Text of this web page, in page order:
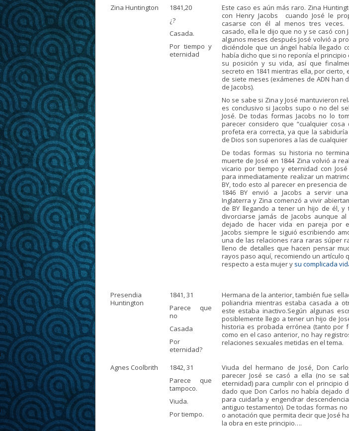
Zina Huntington
1841,20
¿?
Casada.
Por tiempo y
eternidad
Este caso es aún más raro. Zina
con Henry Jacobs cuando José le
casarse con él al menos tres veces.
casado, ella le dijo que no y se casó con
algunos meses después José volvió a
diciéndole que un ángel había llegado
había dicho que si no reponía el
su posición y su vida, así que
secreto en 1841 mientras ella, por cierto,
de siete meses (exámenes de ADN han
de Jacobs).
No se sabe si Zina y José mantuvieron
es conclusivo si Jacobs supo o no del
José. De todas formas Jacobs no lo
parecer considero que “cualquier
profeta era correcta, ya que la
de Dios son superiores a las de cualquier
De todas formas su historia no
muerte de José en 1844 Zina volvió a
vicario por tiempo y eternidad con
para inmediatamente realizar un
BY, todo esto al parecer en presencia
1846 BY envió a Jacobs a servir
Inglaterra y Zina comenzó a vivir
de BY llegando a tener un hijo de él, y
divorciarse jamás de Jacobs aunque
dejado de hacer vida en pareja por
Jacobs siempre le siguió escribiendo
una de las relaciones rara raras súper
lleno de detalles que hacen pensar
rayos paso aquí, recomiendo un artículo
respecto a esta mujer y su complicada
Presendia
Huntington
1841, 31
Parece que
no
Casada
Por
eternidad?
Hermana de la anterior, también fue
poliandria mientras estaba casada a
este estaba inactivo.Según algunas
posiblemente llego a tener un hijo de
historia es probada errónea (tanto por
como en el caso anterior, no hay
relaciones sexuales metidas en el tema.
Agnes Coolbrith
1842, 31
Parece que
tampoco.
Viuda.
Por tiempo.
Viuda del hermano de José, Don
parecer José se casó a ella (no se
eternidad) para cumplir con el principio
dado que Don Carlos no había dejado
para cuidarla y engendrar
antiguo testamento). De todas formas
o anotación que permita decir que José
la obra en este principio….